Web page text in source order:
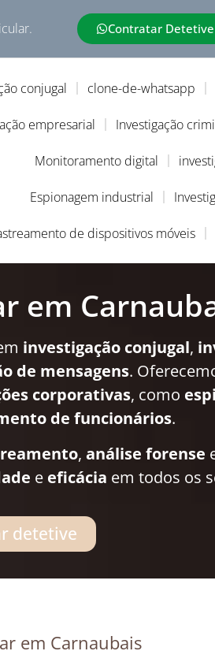
Contratar Detetive
conjugal clone-de-whatsapp
empresarial Investigação
Monitoramento digital
Espionagem industrial
de dispositivos móveis
em
investigação conjugal,
de mensagens.
corporativas, como
de funcionários.
, análise forense
e eficácia em todos os
detetive
em Carnaubais